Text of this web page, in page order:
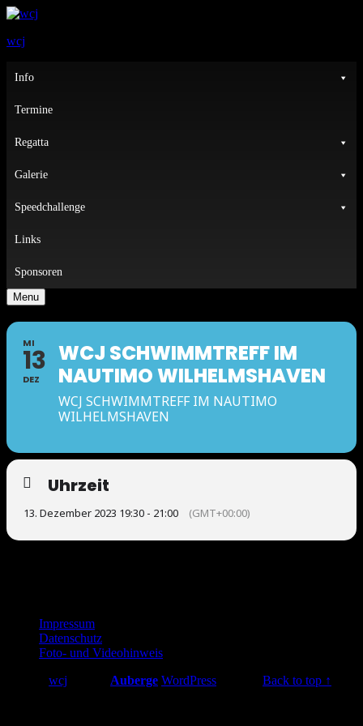
wcj
Primary
Info
Termine
Regatta
Galerie
Speedchallenge
Links
Sponsoren
Menu
MI
13
DEZ
WCJ SCHWIMMTREFF IM
NAUTIMO WILHELMSHAVEN
WCJ SCHWIMMTREFF IM NAUTIMO
WILHELMSHAVEN
Uhrzeit
13. Dezember 2023 19:30 - 21:00 (GMT+00:00)
Footer
sidebar
Impressum
Datenschutz
Foto- und Videohinweis
wcj Auberge WordPress Back to top ↑